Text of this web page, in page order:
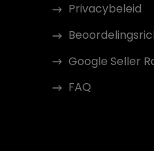
Privacybeleid
Google Seller
FAQ